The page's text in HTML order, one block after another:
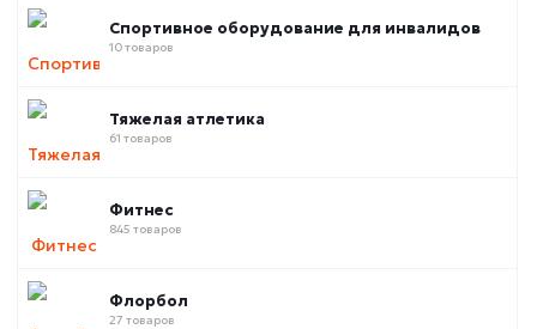
Спортивное оборудование для инвалидов
10 товаров
Тяжелая атлетика
61 товаров
Фитнес
845 товаров
Флорбол
27 товаров